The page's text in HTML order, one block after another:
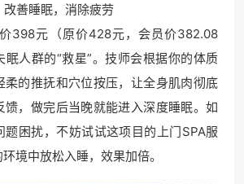
改善睡眠，消除疲劳
398元（原价428元，会员价382.08
眠人群的“救星”。技师会根据你的体质
柔的推抚和穴位按压，让全身肌肉彻底
馈，做完后当晚就能进入深度睡眠。如
题困扰，不妨试试这项目的上门SPA服
境中放松入睡，效果加倍。